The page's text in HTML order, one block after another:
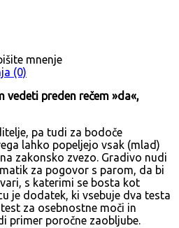
mnenje
(0)
vedeti preden rečem »da«,
pa tudi za bodoče
lahko popeljejo vsak (mlad)
zakonsko zvezo. Gradivo nudi
za pogovor s parom, da bi
s katerimi se bosta kot
je dodatek, ki vsebuje dva testa
za osebnostne moči in
primer poročne zaobljube.